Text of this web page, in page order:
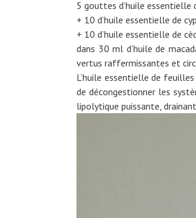
5 gouttes d’huile essentielle
+ 10 d’huile essentielle de
+ 10 d’huile essentielle de
dans 30 ml d’huile de
vertus raffermissantes et
L’huile essentielle de
de décongestionner les
lipolytique puissante,